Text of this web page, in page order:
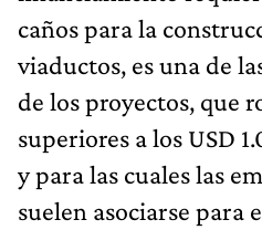
caños para la
viaductos, es una de
de los proyectos, que
superiores a los USD
y para las cuales las
suelen asociarse para